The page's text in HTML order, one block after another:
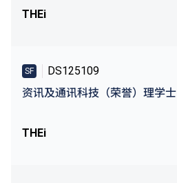
THEi
SF
DS125109
资讯及通讯科技（荣誉）理学士
THEi